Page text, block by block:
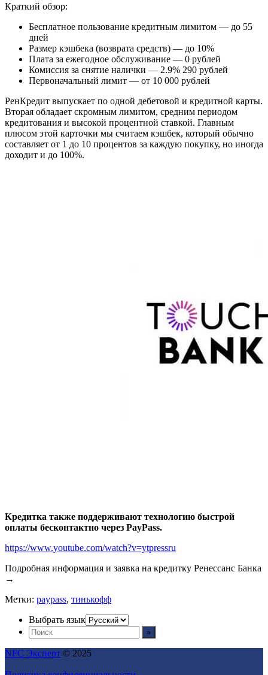
Краткий обзор:
Бесплатное пользование кредитным лимитом — до 55
дней
Размер кэшбека (возврата средств) — до 10%
Плата за ежегодное обслуживание — 0 рублей
Комиссия за снятие налички — 2.9% 290 рублей
Первоначальный лимит — от 10 000 рублей
РенКредит выпускает по одной дебетовой и кредитной карты.
Вторая обладает скромным лимитом, средним периодом
кредитования и высокой процентной ставкой. Главным
плюсом этой карточки мы считаем кэшбек, который обычно
составляет от 1 до 10 процентов за каждую покупку, но иногда
доходит и до 100%.
Кредитка также поддерживают технологию быстрой
оплаты бесконтактно через PayPass.
https://www.youtube.com/watch?v=ytpressru
Подробная информация и заявка на кредитку Ренессанс Банка
→
Метки: paypass, тинькофф
Выбрать язык
NFC Эксперт © 2025